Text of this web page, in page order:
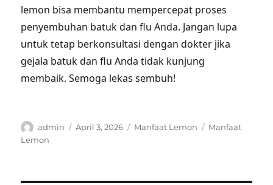
lemon bisa membantu mempercepat proses
penyembuhan batuk dan flu Anda. Jangan lupa
untuk tetap berkonsultasi dengan dokter jika
gejala batuk dan flu Anda tidak kunjung
membaik. Semoga lekas sembuh!
Author
admin
Posted
April 3, 2026 Categories
Manfaat Lemon Tags
Manfaat
Lemon